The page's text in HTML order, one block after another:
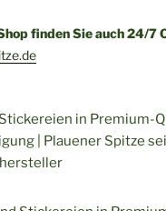
finden Sie auch 24/7
in Premium-
| Plauener Spitze